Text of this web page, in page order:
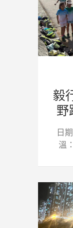
毅
野
日
溫